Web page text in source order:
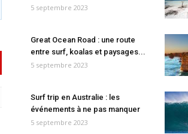
5 septembre 2023
Great Ocean Road : une route
entre surf, koalas et paysages...
5 septembre 2023
Surf trip en Australie : les
événements à ne pas manquer
5 septembre 2023